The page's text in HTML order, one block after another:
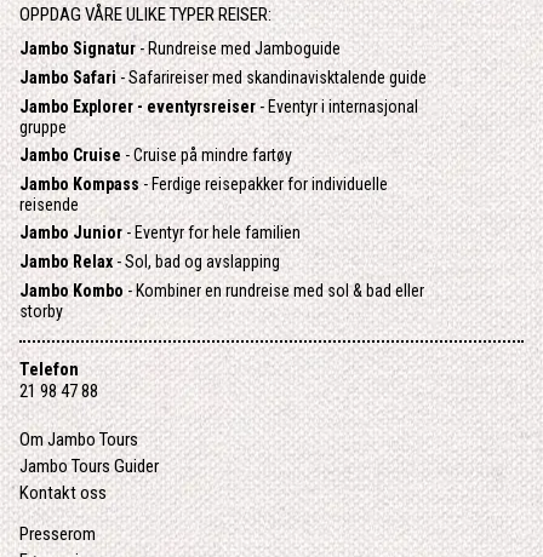
OPPDAG VÅRE ULIKE TYPER REISER:
Jambo Signatur- Rundreise med Jamboguide
Jambo Safari- Safarireiser med skandinavisktalende guide
Jambo Explorer - eventyrsreiser- Eventyr i internasjonal
gruppe
Jambo Cruise- Cruise på mindre fartøy
Jambo Kompass- Ferdige reisepakker for individuelle
reisende
Jambo Junior- Eventyr for hele familien
Jambo Relax- Sol, bad og avslapping
Jambo Kombo- Kombiner en rundreise med sol & bad eller
storby
Telefon
21 98 47 88
Om Jambo Tours
Jambo Tours Guider
Kontakt oss
Presserom